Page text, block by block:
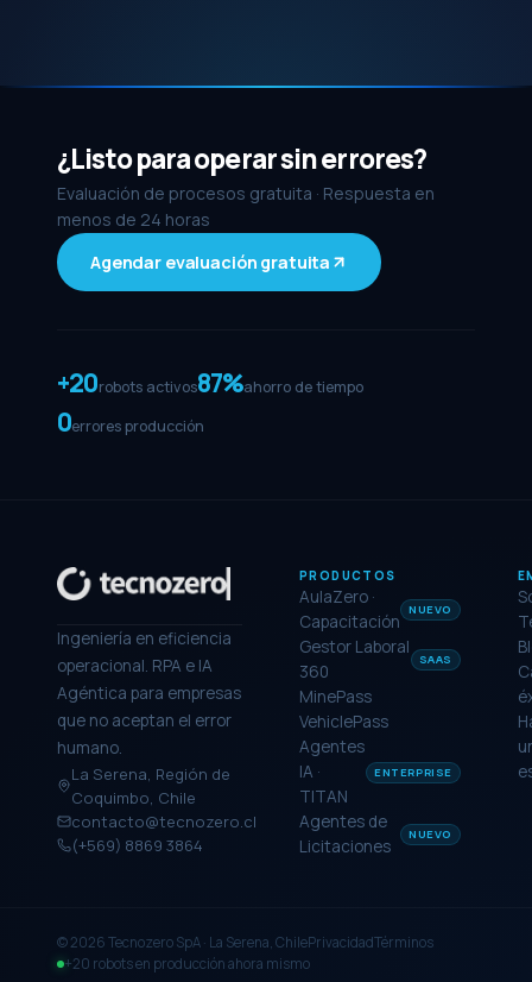
¿Listo para operar sin errores?
Evaluación de procesos gratuita · Respuesta en
menos de 24 horas
Agendar evaluación gratuita
+20robots activos87%ahorro de tiempo
0errores producción
Ingeniería en eficiencia
operacional. RPA e IA
Agéntica para empresas
que no aceptan el error
humano.
La Serena, Región de
Coquimbo, Chile
contacto@tecnozero.cl
(+569) 8869 3864
PRODUCTOS
AulaZero ·
Capacitación
NUEVO
Gestor Laboral
360
SAAS
MinePass
VehiclePass
Agentes
IA ·
TITAN
ENTERPRISE
Agentes de
Licitaciones
NUEVO
©2026 Tecnozero SpA · La Serena, ChilePrivacidadTérminos
+20 robots en producción ahora mismo